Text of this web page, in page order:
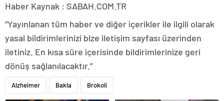
Haber Kaynak : SABAH.COM.TR
“Yayınlanan tüm haber ve diğer içerikler ile ilgili olarak
yasal bildirimlerinizi bize iletişim sayfası üzerinden
iletiniz. En kısa süre içerisinde bildirimlerinize geri
dönüş sağlanılacaktır.”
Alzheimer Bakla Brokoli